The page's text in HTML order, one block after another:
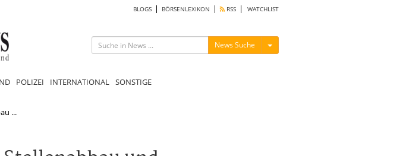
BLOGS BÖRSENLEXIKON RSS WATCHLIST
News Suche Menü ein-/ausblenden
POLIZEI INTERNATIONAL SONSTIGE
...